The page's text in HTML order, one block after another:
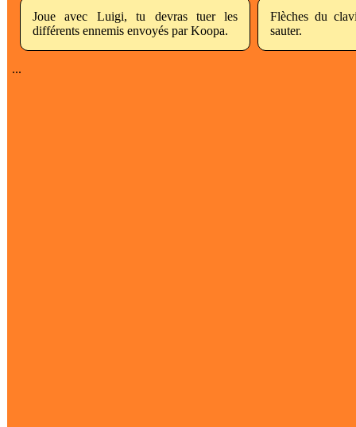
Joue avec Luigi, tu devras tuer les
différents ennemis envoyés par Koopa.
Flèches du
sauter.
...